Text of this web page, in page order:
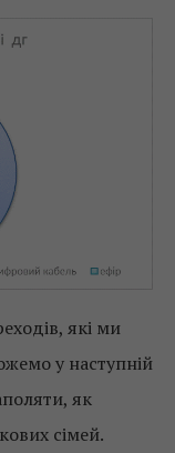
які ми
у наступній
як
сімей.